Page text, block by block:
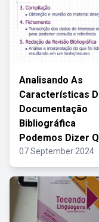
Analisando As
Características
Documentação
Bibliográfica
Podemos Dizer
07 September 2024